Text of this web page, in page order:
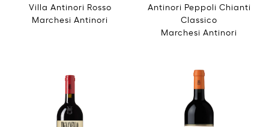
Villa Antinori Rosso
Marchesi Antinori
Antinori Peppoli Chianti
Classico
Marchesi Antinori